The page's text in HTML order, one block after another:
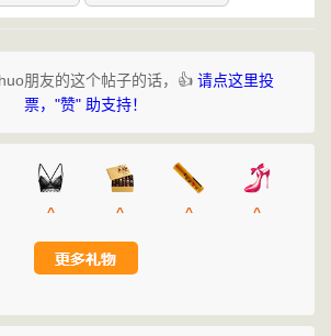
朋友的这个帖子的话，👍 请点这里投
票，"赞" 助支持！
^ ^ ^ ^